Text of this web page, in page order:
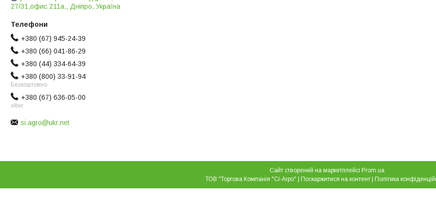
27/31,офис 211а., Дніпро, Україна
+380 (67) 945-24-39
+380 (66) 041-86-29
+380 (44) 334-64-39
+380 (800) 33-91-94
Безкоштовно
+380 (67) 636-05-00
viber
si.agro@ukr.net
Сайт створений на маркетплейсі Prom.ua
ТОВ "Торгова Компанія "Сі-Агро" | Поскаржитися на контент | Політика